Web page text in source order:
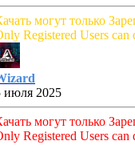
могут только
Registered Users can
июля 2025
могут только
Registered Users can